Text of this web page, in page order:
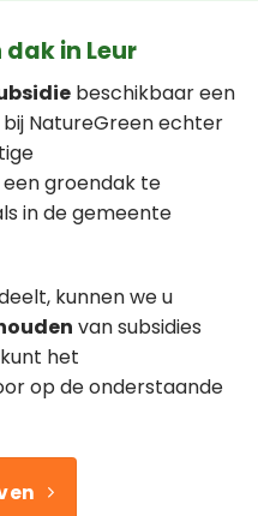
in Leur
beschikbaar een
bij NatureGreen echter
groendak te
in de gemeente
kunnen we u
van subsidies
het
op de onderstaande